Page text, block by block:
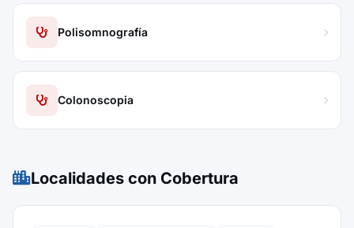
Polisomnografía
Colonoscopia
Localidades con Cobertura